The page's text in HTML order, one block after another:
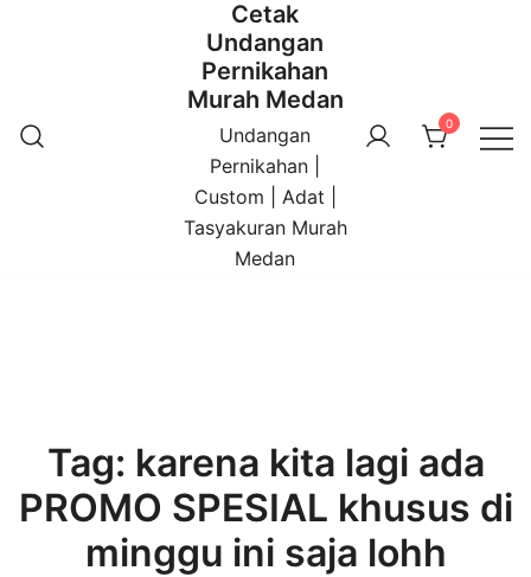
Cetak
Undangan
Pernikahan
Murah Medan
Undangan
Pernikahan |
Custom | Adat |
Tasyakuran Murah
Medan
0
Tag: karena kita lagi ada
PROMO SPESIAL khusus di
minggu ini saja lohh